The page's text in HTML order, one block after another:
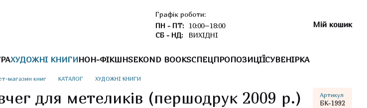
Графік роботи:
ПН - ПТ: 10:00–18:00
СБ - НД:
ВИХІДНІ
Мій кошик
ХУДОЖНІ КНИГИНОН-ФІКШНSEKOND BOOKSСПЕЦПРОПОЗИЦІЇСУВЕНІРКА
магазин книг КАТАЛОГ ХУДОЖНІ КНИГИ
для метеликів (першодрук 2009 р.)
Артикул
БК-1992